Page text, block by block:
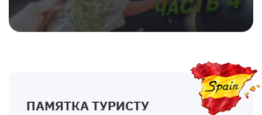
ПАМЯТКА ТУРИСТУ